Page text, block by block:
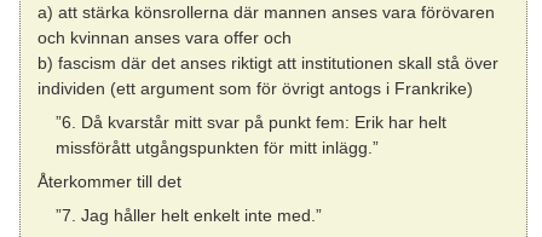
a) att stärka könsrollerna där mannen anses vara förövaren
och kvinnan anses vara offer och
b) fascism där det anses riktigt att institutionen skall stå över
individen (ett argument som för övrigt antogs i Frankrike)
”6. Då kvarstår mitt svar på punkt fem: Erik har helt
missförått utgångspunkten för mitt inlägg.”
Återkommer till det
”7. Jag håller helt enkelt inte med.”